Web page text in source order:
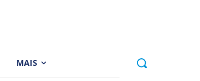
MAIS